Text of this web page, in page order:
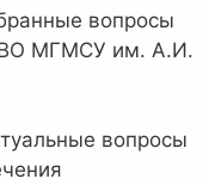
вопросы
ВО МГМСУ им. А.И.
вопросы